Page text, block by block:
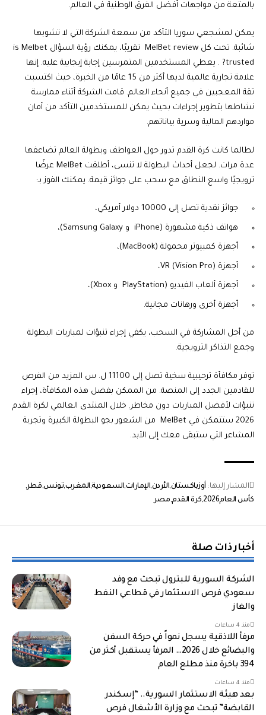
بالمتعة من مواجهات أفضل الفرق الوطنية في العالم.
يمكن لمشجعي سوريا التأكد من سمعة الشركة التي لا تشوبها
شائبة. تحت كل MelBet review
تقريبًا، يمكنك رؤية السؤال is Melbet
trusted? . يعطي المستخدمين المتمرسين إجابة إيجابية عليه. إنها
علامة تجارية عالمية لديها أكثر من 15 عامًا من الخبرة، حيث اكتسبت
ثقة المعجبين في جميع أنحاء العالم. قامت الشركة أثناء ممارسة
نشاطها بتطوير إجراءات بحيث يمكن للمستخدمين التأكد من أمان
مواردهم المالية وسرية بياناتهم.
لطالما كانت كرة القدم تدور حول العواطف وبطولة العالم تضاعفها
عدة مرات. لجعل أحداث البطولة لا تنسى، أطلقت MelBet
عرضًا
ترويجيًا واسع النطاق مع سحب على جوائز قيمة. يمكنك الفوز بـ:
جوائز نقدية تصل إلى 10000 دولار أمريكي،
هواتف ذكية مشهورة (iPhone و Samsung Galaxy)،
أجهزة كمبيوتر محمولة (MacBook)،
أجهزة VR (Vision Pro)،
أجهزة ألعاب الفيديو (PlayStation و Xbox)،
أجهزة أخرى ورهانات مجانية.
من أجل المشاركة في السحب، يكفي إجراء تنبؤات لمباريات البطولة
وجمع التذاكر الترويجية.
توفر مكافأة ترحيبية سخية تصل إلى 11100 ل. س المزيد من الفرص
للقادمين الجدد إلى المنصة. من الممكن بفضل هذه المكافأة، إجراء
تنبؤات لأفضل المباريات دون مخاطر. خلال المنتدى العالمي لكرة القدم
2026 ستتمكن في MelBet من الشعور بجو البطولة الكبيرة وتجربة
المشاعر التي ستبقى معك إلى الأبد.
المشار إليها: أوزباكستانالأردنالإماراتالسعودية المغربتونس قطر
كأس العام2026
كرة القدم مصر
أخبار ذات صلة
الشركة السورية للبترول تبحث مع وفد
سعودي فرص الاستثمار في قطاعي النفط
والغاز
منذ 4 ساعات
مرفأ اللاذقية يسجل نمواً في حركة السفن
والبضائع خلال 2026… المرفأ يستقبل أكثر من
394 باخرة منذ مطلع العام
منذ 4 ساعات
بعد هيئة الاستثمار السورية.. “إسكندر
القابضة” تبحث مع وزارة الأشغال فرص